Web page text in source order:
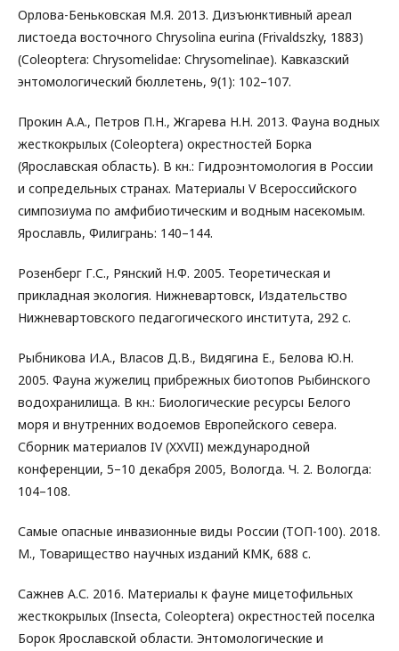
Орлова-Беньковская М.Я. 2013. Дизъюнктивный ареал
листоеда восточного Chrysolina eurina (Frivaldszky, 1883)
(Coleoptera: Chrysomelidae: Chrysomelinae). Кавказский
энтомологический бюллетень, 9(1): 102–107.
Прокин А.А., Петров П.Н., Жгарева Н.Н. 2013. Фауна водных
жесткокрылых (Coleoptera) окрестностей Борка
(Ярославская область). В кн.: Гидроэнтомология в России
и сопредельных странах. Материалы V Всероссийского
симпозиума по амфибиотическим и водным насекомым.
Ярославль, Филигрань: 140–144.
Розенберг Г.С., Рянский Н.Ф. 2005. Теоретическая и
прикладная экология. Нижневартовск, Издательство
Нижневартовского педагогического института, 292 с.
Рыбникова И.А., Власов Д.В., Видягина Е., Белова Ю.Н.
2005. Фауна жужелиц прибрежных биотопов Рыбинского
водохранилища. В кн.: Биологические ресурсы Белого
моря и внутренних водоемов Европейского севера.
Сборник материалов IV (XXVII) международной
конференции, 5–10 декабря 2005, Вологда. Ч. 2. Вологда:
104–108.
Самые опасные инвазионные виды России (ТОП-100). 2018.
М., Товарищество научных изданий КМК, 688 с.
Сажнев А.С. 2016. Материалы к фауне мицетофильных
жесткокрылых (Insecta, Coleoptera) окрестностей поселка
Борок Ярославской области. Энтомологические и